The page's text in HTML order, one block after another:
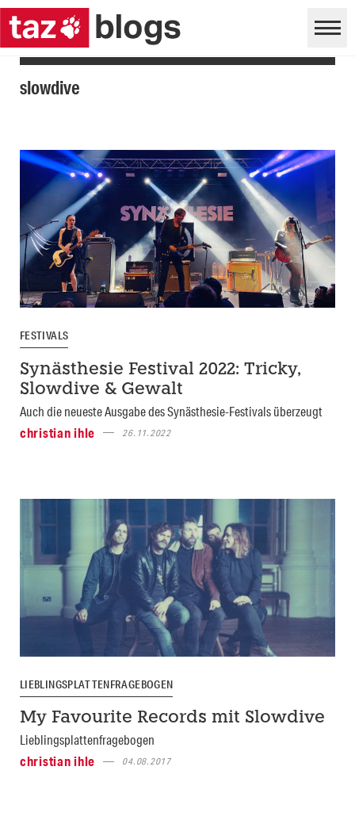
slowdive
FESTIVALS
Synästhesie Festival 2022: Tricky,
Slowdive & Gewalt
Auch die neueste Ausgabe des Synästhesie-Festivals überzeugt
christian ihle
26.11.2022
LIEBLINGSPLATTENFRAGEBOGEN
My Favourite Records mit Slowdive
Lieblingsplattenfragebogen
christian ihle
04.08.2017